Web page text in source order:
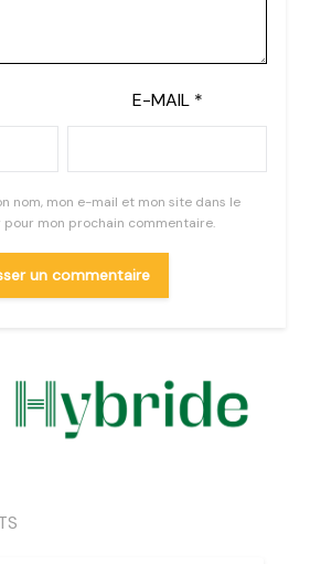
E-MAIL *
nom, mon e-mail et mon site dans le
pour mon prochain commentaire.